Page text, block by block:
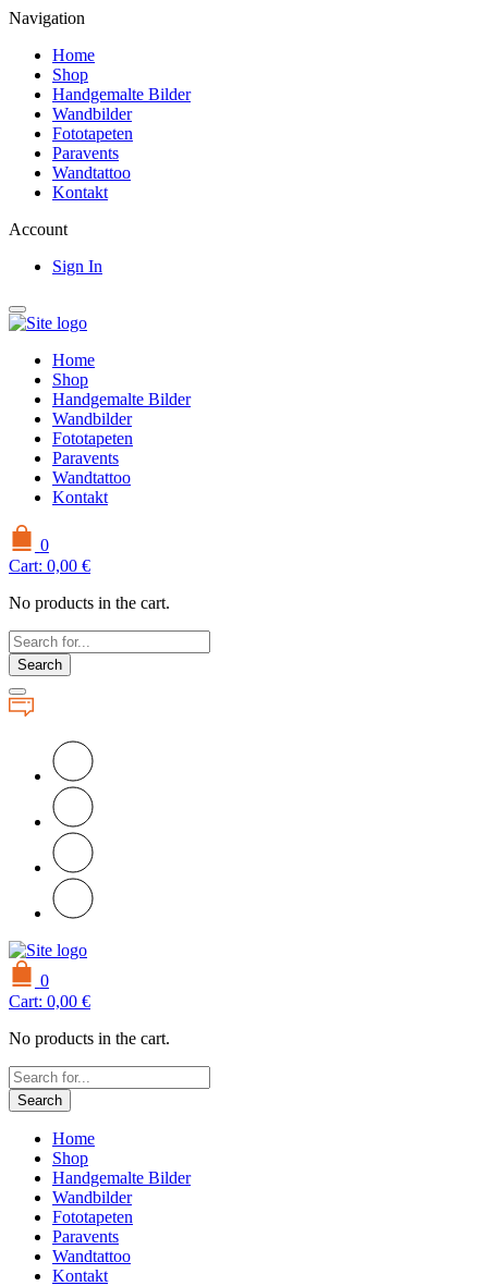
Navigation
Home
Shop
Handgemalte Bilder
Wandbilder
Fototapeten
Paravents
Wandtattoo
Kontakt
Account
Sign In
Home
Shop
Handgemalte Bilder
Wandbilder
Fototapeten
Paravents
Wandtattoo
Kontakt
0
Cart: 0,00 €
No products in the cart.
Search
0
Cart: 0,00 €
No products in the cart.
Search
Home
Shop
Handgemalte Bilder
Wandbilder
Fototapeten
Paravents
Wandtattoo
Kontakt